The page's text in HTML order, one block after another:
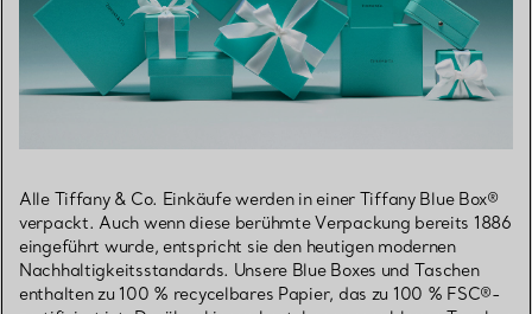
Alle Tiffany & Co. Einkäufe werden in einer Tiffany Blue Box®
verpackt. Auch wenn diese berühmte Verpackung bereits 1886
eingeführt wurde, entspricht sie den heutigen modernen
Nachhaltigkeitsstandards. Unsere Blue Boxes und Taschen
enthalten zu 100 % recycelbares Papier, das zu 100 % FSC®-